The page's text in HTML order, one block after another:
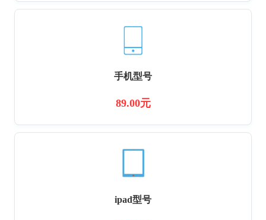
手机型号
89.00元
ipad型号